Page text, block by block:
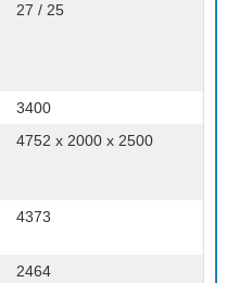
27 / 25
3400
4752 х 2000 х 2500
4373
2464